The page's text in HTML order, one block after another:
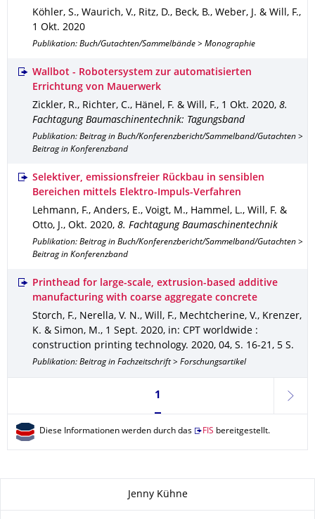
Köhler, S., Waurich, V., Ritz, D., Beck, B., Weber, J. & Will, F.,
1 Okt. 2020
Publikation: Buch/Gutachten/Sammelbände > Monographie
Wallbot - Robotersystem zur automatisierten
Errichtung von Mauerwerk
Zickler, R., Richter, C., Hänel, F. & Will, F., 1 Okt. 2020, 8.
Fachtagung Baumaschinentechnik: Tagungsband
Publikation: Beitrag in Buch/Konferenzbericht/Sammelband/Gutachten >
Beitrag in Konferenzband
Selektiver, emissionsfreier Rückbau in sensiblen
Bereichen mittels Elektro-Impuls-Verfahren
Lehmann, F., Anders, E., Voigt, M., Hammel, L., Will, F. &
Otto, J., Okt. 2020, 8. Fachtagung Baumaschinentechnik
Publikation: Beitrag in Buch/Konferenzbericht/Sammelband/Gutachten >
Beitrag in Konferenzband
Printhead for large-scale, extrusion-based additive
manufacturing with coarse aggregate concrete
Storch, F., Nerella, V. N., Will, F., Mechtcherine, V., Krenzer,
K. & Simon, M., 1 Sept. 2020, in: CPT worldwide :
construction printing technology. 2020, 04, S. 16-21 , 5 S.
Publikation: Beitrag in Fachzeitschrift > Forschungsartikel
Seite 1, aktuell ausgewählt
1
weiter
Diese Informationen werden durch das FIS bereitgestellt.
Jenny Kühne